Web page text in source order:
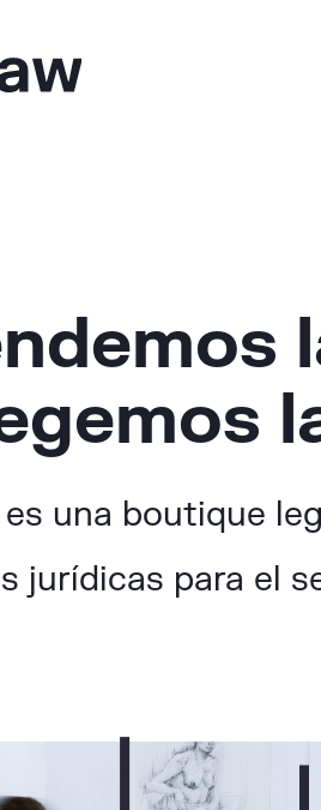
una boutique
jurídicas para el